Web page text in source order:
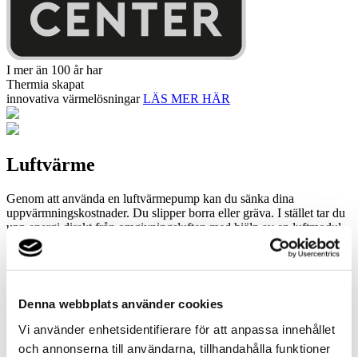
Denna webbplats använder cookies
Vi använder enhetsidentifierare för att anpassa innehållet
och annonserna till användarna, tillhandahålla funktioner
I mer än 100 år har
Thermia skapat
innovativa värmelösningar LÄS MER HÄR
Luftvärme
Genom att använda en luftvärmepump kan du sänka dina
uppvärmningskostnader. Du slipper borra eller gräva. I stället tar du
upp energi direkt från omgivningsluften med hjälp av en luftmodul.
För att få ett komplett system som täcker hela värmebehovet och
även ger varmvatten krävs att luftvärmepumpen är en så kallad
ett komplement till annan uppvärmning och klarar inte att producera
varmvatten.